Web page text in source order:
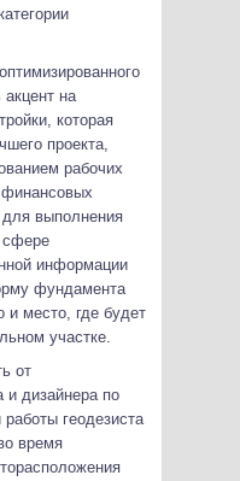
на
которая
проекта,
рабочих
выполнения
сфере
информации
фундамента
и место, где будет
участке.
от
и дизайнера по
геодезиста
время